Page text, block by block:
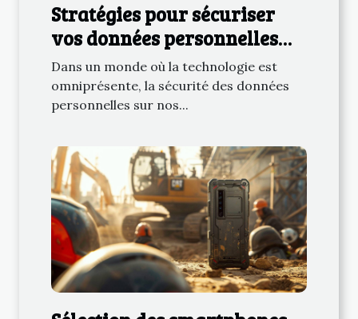
Stratégies pour sécuriser
vos données personnelles
sur iOS et Android
Dans un monde où la technologie est
omniprésente, la sécurité des données
personnelles sur nos...